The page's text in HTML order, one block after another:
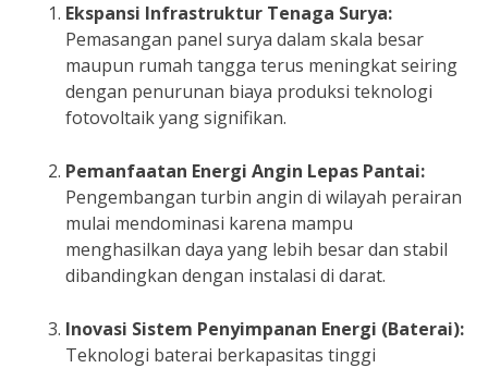
Ekspansi Infrastruktur Tenaga Surya:
Pemasangan panel surya dalam skala besar
maupun rumah tangga terus meningkat seiring
dengan penurunan biaya produksi teknologi
fotovoltaik yang signifikan.
Pemanfaatan Energi Angin Lepas Pantai:
Pengembangan turbin angin di wilayah perairan
mulai mendominasi karena mampu
menghasilkan daya yang lebih besar dan stabil
dibandingkan dengan instalasi di darat.
Inovasi Sistem Penyimpanan Energi (Baterai):
Teknologi baterai berkapasitas tinggi